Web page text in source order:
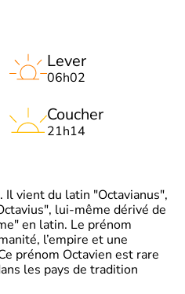
Lever
06h02
Coucher
21h14
Il vient du latin "Octavianus",
lui-même dérivé de
en latin. Le prénom
l’empire et une
prénom Octavien est rare
les pays de tradition